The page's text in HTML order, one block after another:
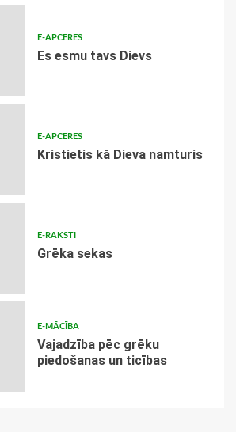
E-APCERES
Es esmu tavs Dievs
E-APCERES
Kristietis kā Dieva namturis
E-RAKSTI
Grēka sekas
E-MĀCĪBA
Vajadzība pēc grēku
piedošanas un ticības